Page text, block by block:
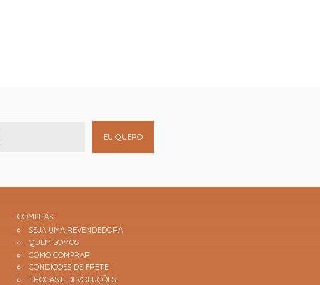
EU QUERO
COMPRAS
SEJA UMA REVENDEDORA
QUEM SOMOS
COMO COMPRAR
CONDIÇÕES DE FRETE
TROCAS E DEVOLUÇÕES